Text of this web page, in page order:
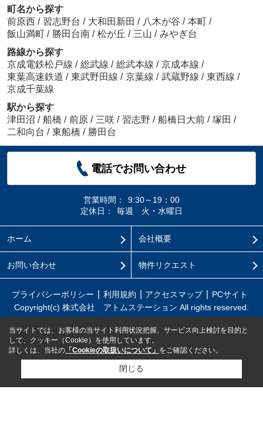
町名から探す
前原西 / 習志野台 / 大和田新田 / 八木が谷 / 本町 /
飯山満町 / 勝田台南 / 松が丘 / 三山 / みやぎ台
路線から探す
京成電鉄松戸線 / 総武線 / 総武本線 / 京成本線 /
東葉高速鉄道 / 東武野田線 / 京葉線 / 武蔵野線 / 東西線 /
京成千葉線
駅から探す
津田沼 / 船橋 / 前原 / 三咲 / 習志野 / 船橋日大前 / 塚田 /
二和向台 / 東船橋 / 勝田台
電話でお問い合わせ
営業時間：
9:30～19：00
定休日：
毎週 火・水曜日
ホーム 会社概要
お問い合わせ 物件リクエスト
プライバシーポリシー 利用規約 アクセスマップ
PCサイト
Copyright(c) 株式会社 アトムステーション All rights reserved.
当サイトでは、お客様の当サイト利用状況把握、サービス向上検討を目的と
して、クッキー（Cookie）を使用しています。
詳しくは、当社の 「Cookieの取扱いについて」 をご確認ください。
閉じる